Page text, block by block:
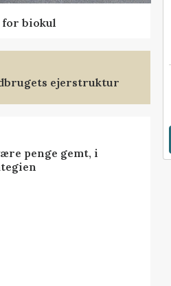
biokul
ejerstruktur
penge gemt, i